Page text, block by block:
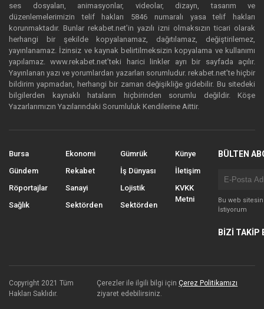
ses dosyaları, animasyonlar, videolar, dizayn, tasarım ve
düzenlemelerimizin telif hakları 5846 numaralı yasa telif hakları
korunmaktadır. Bunlar rekabet.net’in yazılı izni olmaksızın ticari olarak
herhangi bir şekilde kopyalanamaz, dağıtılamaz, değiştirilemez,
yayınlanamaz. İzinsiz ve kaynak belirtilmeksizin kopyalama ve kullanımı
yapılamaz. www.rekabet.net’teki harici linkler ayrı bir sayfada açılır.
Yayınlanan yazı ve yorumlardan yazarları sorumludur. rekabet.net’te hiçbir
bildirim yapmadan, herhangi bir zaman değişikliğe gidebilir. Bu sitedeki
bilgilerden kaynaklı hataların hiçbirinden sorumlu değildir. Köşe
Yazarlarımızın Yazılarındaki Sorumluluk Kendilerine Aittir.
Bursa
Gündem
Röportajlar
Sağlık
Ekonomi
Rekabet
Sanayi
Sektörden
Gümrük
İş Dünyası
Lojistik
Sektörden
Künye
İletişim
KVKK
Metni
BÜLTEN
Bu web
İstiyorum
BİZİ TAKİP
Copyright 2021 Tüm
Hakları Saklıdır.
Çerezler ile ilgili bilgi içinÇerez Politikamızı
ziyaret edebilirsiniz.